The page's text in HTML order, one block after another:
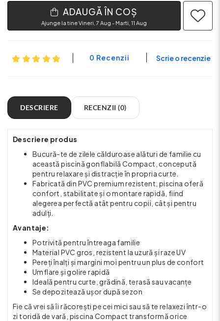
ADAUGĂ ÎN COȘ
Ajunge la tine Vineri, 7 Aug - Marti, 11 Aug
0 Recenzii Scrie o recenzie
DESCRIERE RECENZII (0)
Descriere produs
Bucură-te de zilele călduroase alături de familie cu
această piscină gonflabilă Compact, concepută
pentru relaxare și distracție în propria curte.
Fabricată din PVC premium rezistent, piscina oferă
confort, stabilitate și o montare rapidă, fiind
alegerea perfectă atât pentru copii, cât și pentru
adulți.
Avantaje:
Potrivită pentru întreaga familie
Material PVC gros, rezistent la uzură și raze UV
Pereți înalți și margini moi pentru un plus de confort
Umflare și golire rapidă
Ideală pentru curte, grădină, terasă sau vacanțe
Se depozitează ușor după sezon
Fie că vrei să îi răcorești pe cei mici sau să te relaxezi într-o
zi toridă de vară, piscina Compact transformă orice